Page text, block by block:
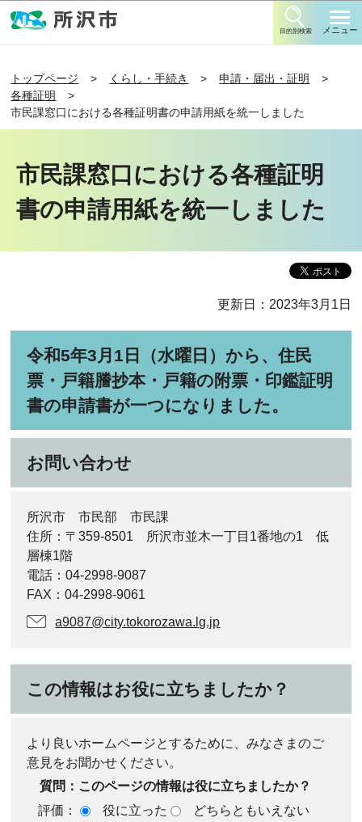
目的別検索 メニュー
トップページ くらし・手続き
申請・届出・証明
各種証明
市民課窓口における各種証明書の申請用紙を統一しました
市民課窓口における各種証明
書の申請用紙を統一しました
更新日：2023年3月1日
令和5年3月1日（水曜日）から、住民
票・戸籍謄抄本・戸籍の附票・印鑑証明
書の申請書が一つになりました。
お問い合わせ
所沢市 市民部 市民課
住所：〒359-8501 所沢市並木一丁目1番地の1 低
層棟1階
電話：04-2998-9087
FAX：04-2998-9061
a9087@city.tokorozawa.lg.jp
この情報はお役に立ちましたか？
より良いホームページとするために、みなさまのご
意見をお聞かせください。
質問：このページの情報は役に立ちましたか？
評価：
役に立った
どちらともいえない